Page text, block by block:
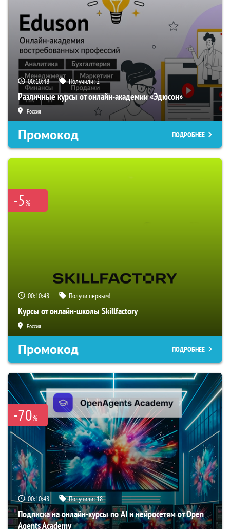
00:10:47 Получили:2
Различные курсы от онлайн-академии «Эдюсон»
Россия
Промокод ПОДРОБНЕЕ
-5%
00:10:47 Получи первым!
Курсы от онлайн-школы Skillfactory
Россия
Промокод ПОДРОБНЕЕ
-70%
00:10:47 Получили:18
Подписка на онлайн-курсы по AI и нейросетям от Open
Agents Academy